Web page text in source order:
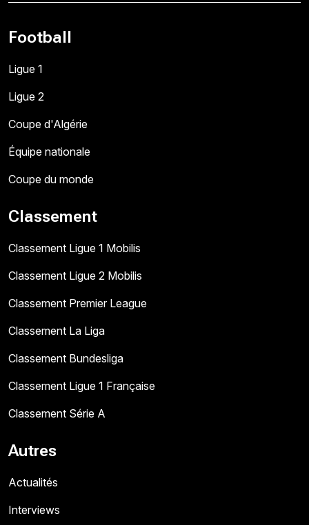
Football
Ligue 1
Ligue 2
Coupe d'Algérie
Équipe nationale
Coupe du monde
Classement
Classement Ligue 1 Mobilis
Classement Ligue 2 Mobilis
Classement Premier League
Classement La Liga
Classement Bundesliga
Classement Ligue 1 Française
Classement Série A
Autres
Actualités
Interviews